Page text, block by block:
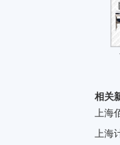
相关
上海
上